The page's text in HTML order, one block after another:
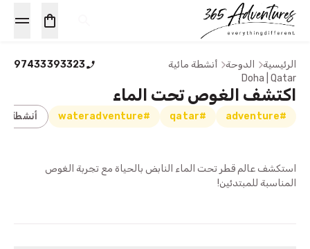
الرئيسية الدوحة أنشطة مائية
97433393323
Doha | Qatar
اكتشف الغوص تحت الماء
#adventure
#qatar
#wateradventure أنشطة
استكشف عالم قطر تحت الماء النابض بالحياة مع تجربة الغوص
المناسبة للمبتدئين!